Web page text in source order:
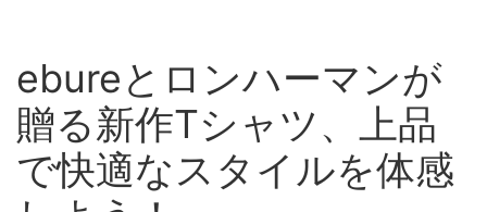
ebureとロンハーマンが
贈る新作Tシャツ、上品
で快適なスタイルを体感